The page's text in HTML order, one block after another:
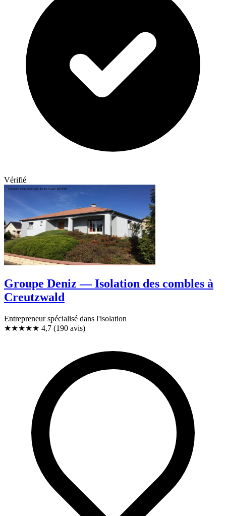
Vérifié
Groupe Deniz — Isolation des combles à
Creutzwald
Entrepreneur spécialisé dans l'isolation
★★★★★ 4,7 (190 avis)